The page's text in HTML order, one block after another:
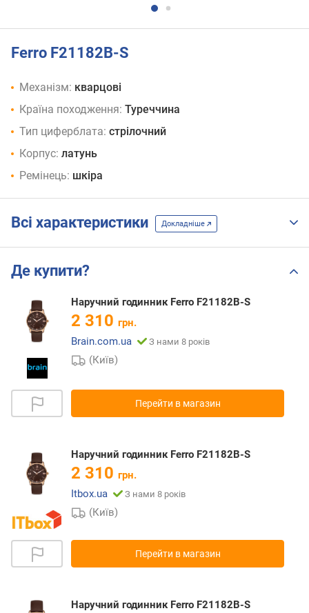
Ferro F21182B-S
Механізм: кварцові
Країна походження: Туреччина
Тип циферблата: стрілочний
Корпус: латунь
Ремінець: шкіра
Всі характеристики Докладніше
Де купити?
Наручний годинник Ferro F21182B-S
2 310 грн.
Brain.com.ua
З нами 8 років
(Київ)
Перейти в магазин
Наручний годинник Ferro F21182B-S
2 310 грн.
Itbox.ua
З нами 8 років
(Київ)
Перейти в магазин
Наручний годинник Ferro F21182B-S